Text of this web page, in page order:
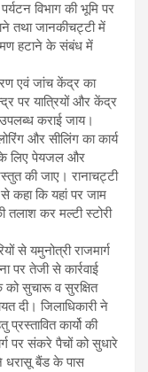
विभाग की भूमि पर
तथा जानकीचट्टी में
हटाने के संबंध में
एवं जांच केंद्र का
पर यात्रियों और केंद्र
कराई जाय।
और सीलिंग का कार्य
के लिए पेयजल और
की जाए। रानाचट्टी
से कहा कि यहां पर जाम
कर मल्टी स्टोरी
से यमुनोत्री राजमार्ग
पर तेजी से कार्रवाई
सुचारू व सुरक्षित
दी। जिलाधिकारी ने
कार्यो की
पर संकरे पैचों को सुधारे
धरासू बैंड के पास